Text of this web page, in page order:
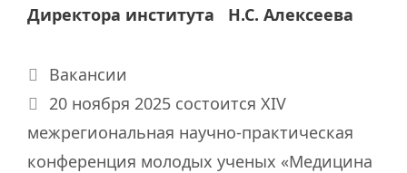
Директора института Н.С. Алексеева
Рубрики
Вакансии
20 ноября 2025 состоится XIV
межрегиональная научно-практическая
конференция молодых ученых «Медицина